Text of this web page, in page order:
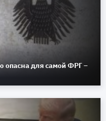
опасна для самой ФРГ –